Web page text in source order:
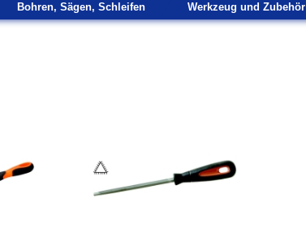
Bohren, Sägen, Schleifen Werkzeug und Zubehör